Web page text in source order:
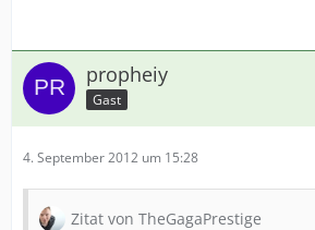
propheiy
Gast
4. September 2012 um 15:28
Zitat von TheGagaPrestige